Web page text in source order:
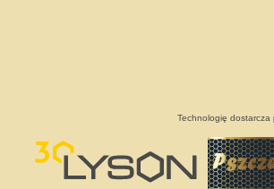
Technologię dostarcza